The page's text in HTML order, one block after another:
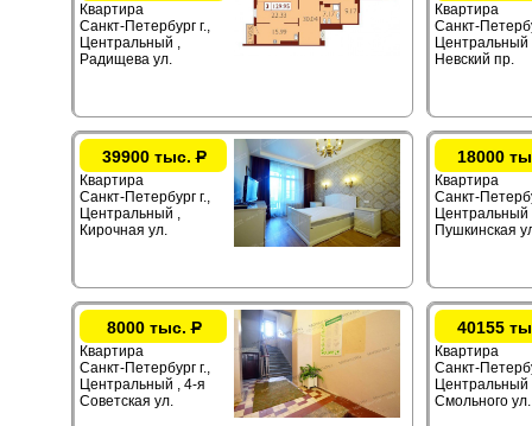
Квартира
Санкт-Петербург г.,
Центральный ,
Радищева ул.
Квартира
Санкт-
Центральный
Невский пр.
39900 тыс.Р
Квартира
Санкт-Петербург г.,
Центральный ,
Кирочная ул.
18000
Квартира
Санкт-
Центральный
Пушкинская
8000 тыс.Р
Квартира
Санкт-Петербург г.,
Центральный , 4-я
Советская ул.
40155
Квартира
Санкт-
Центральный
Смольного ул.